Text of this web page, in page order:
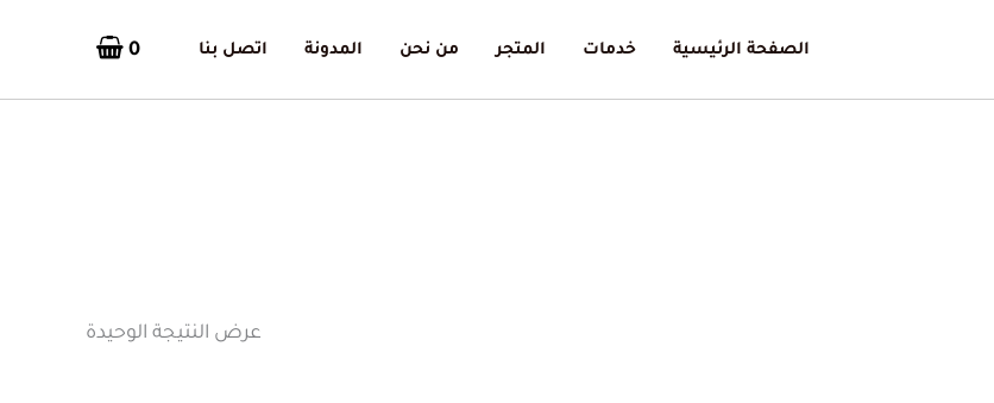
الصفحة الرئيسية خدمات المتجر من نحن المدونة اتصل بنا 0
عرض النتيجة الوحيدة